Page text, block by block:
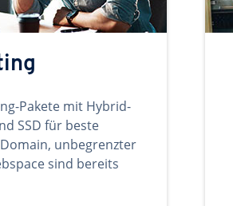
Pakete mit Hybrid-
SSD für beste
unbegrenzter
sind bereits